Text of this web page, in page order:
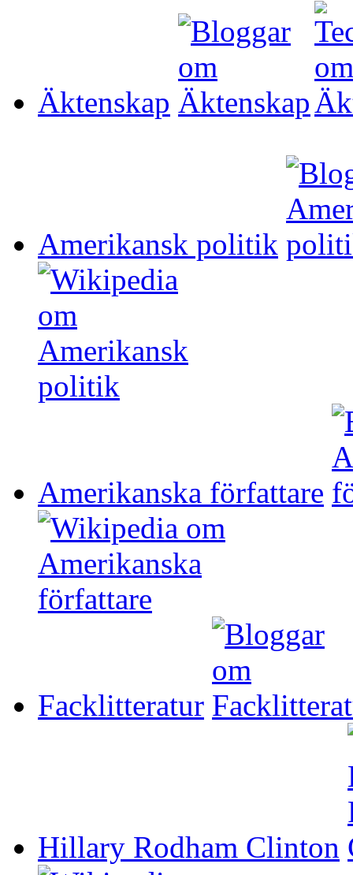
Äktenskap
Amerikansk politik
Amerikanska författare
Facklitteratur
Hillary Rodham Clinton